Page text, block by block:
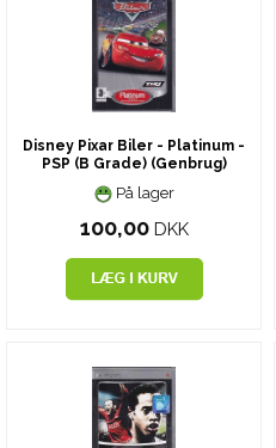
Disney Pixar Biler - Platinum -
PSP (B Grade) (Genbrug)
På lager
100,00 DKK